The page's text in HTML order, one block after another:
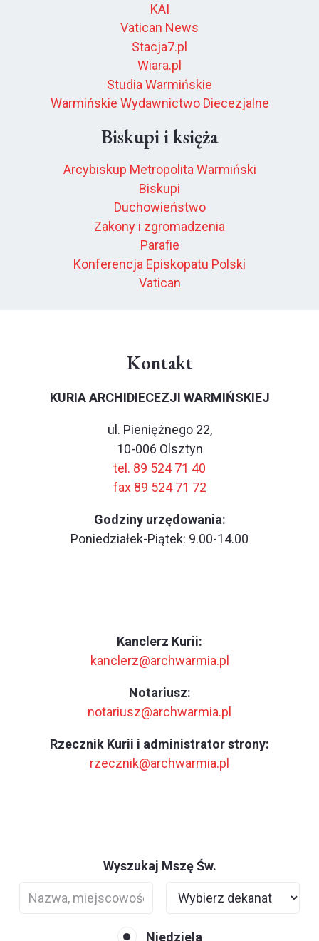
KAI
Vatican News
Stacja7.pl
Wiara.pl
Studia Warmińskie
Warmińskie Wydawnictwo Diecezjalne
Biskupi i księża
Arcybiskup Metropolita Warmiński
Biskupi
Duchowieństwo
Zakony i zgromadzenia
Parafie
Konferencja Episkopatu Polski
Vatican
Kontakt
KURIA ARCHIDIECEZJI WARMIŃSKIEJ
ul. Pieniężnego 22,
10-006 Olsztyn
tel. 89 524 71 40
fax 89 524 71 72
Godziny urzędowania:
Poniedziałek-Piątek: 9.00-14.00
Kanclerz Kurii:
kanclerz@archwarmia.pl
Notariusz:
notariusz@archwarmia.pl
Rzecznik Kurii i administrator strony:
rzecznik@archwarmia.pl
Wyszukaj Mszę Św.
Niedziela